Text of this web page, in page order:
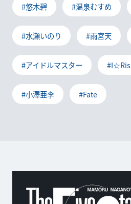
#悠木碧 #温泉むすめ
#水瀬いのり #雨宮天
#アイドルマスター #I☆Ris
#小澤亜李 #Fate